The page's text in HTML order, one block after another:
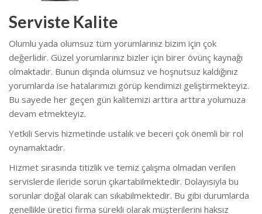
Serviste Kalite
Olumlu yada olumsuz tüm yorumlarınız bizim için çok
değerlidir. Güzel yorumlarınız bizler için birer övünç kaynağı
olmaktadır. Bunun dışında olumsuz ve hoşnutsuz kaldığınız
yorumlarda ise hatalarımızı görüp kendimizi geliştirmekteyiz.
Bu sayede her geçen gün kalitemizi arttıra arttıra yolumuza
devam etmekteyiz.
Yetkili Servis hizmetinde ustalık ve beceri çok önemli bir rol
oynamaktadır.
Hizmet sırasında titizlik ve temiz çalışma olmadan verilen
servislerde ileride sorun çıkartabilmektedir. Dolayısıyla bu
sorunlar doğal olarak can sıkabilmektedir. Bu gibi durumlarda
genellikle üretici firma sürekli olarak müşterilerini haksız